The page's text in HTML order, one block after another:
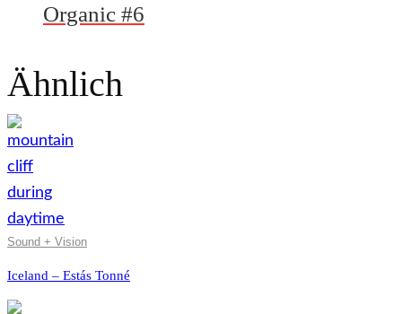
Organic #6
Ähnlich
Sound + Vision
Iceland – Estás Tonné